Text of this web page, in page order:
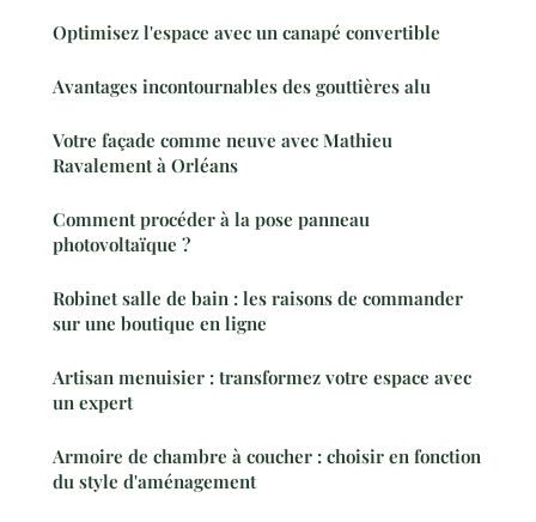
Optimisez l'espace avec un canapé convertible
Avantages incontournables des gouttières alu
Votre façade comme neuve avec Mathieu
Ravalement à Orléans
Comment procéder à la pose panneau
photovoltaïque ?
Robinet salle de bain : les raisons de commander
sur une boutique en ligne
Artisan menuisier : transformez votre espace avec
un expert
Armoire de chambre à coucher : choisir en fonction
du style d'aménagement